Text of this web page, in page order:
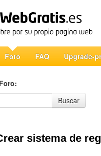
Foro FAQ Upgrade-
Buscar
sistema de